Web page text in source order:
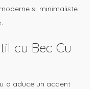
si minimaliste
cu Bec Cu
a aduce un accent